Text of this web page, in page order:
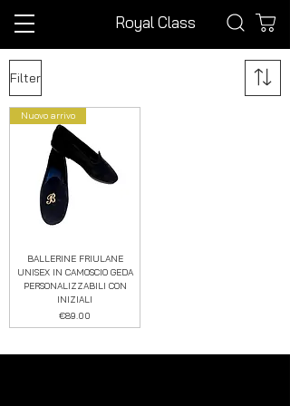
Royal Class
Filter
Nuovo arrivo
BALLERINE FRIULANE
UNISEX IN CAMOSCIO GEDA
PERSONALIZZABILI CON
INIZIALI
Price
€89.00